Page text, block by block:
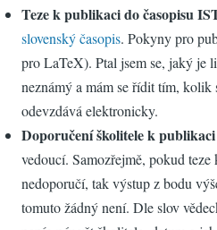
Teze k publikaci do časopisu
slovenský časopis. Pokyny pro
pro LaTeX). Ptal jsem se, jaký je
neznámý a mám se řídit tím, kolik
odevzdává elektronicky.
Doporučení školitele k
vedoucí. Samozřejmě, pokud
nedoporučí, tak výstup z bodu
tomuto žádný není. Dle slov